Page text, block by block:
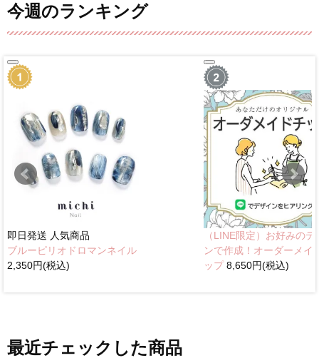
今週のランキング
即日発送 人気商品
ブルーピリオドロマンネイル
2,350円(税込)
（LINE限定）お好みのデ
ンで作成！オーダーメイ
ップ8,650円(税込)
最近チェックした商品